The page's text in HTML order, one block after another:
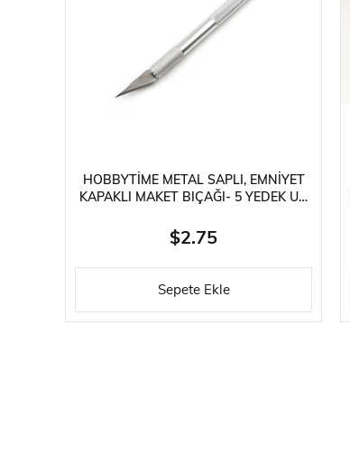
HOBBYTIME METAL SAPLI, EMNIYET
KAPAKLI MAKET BIÇAĞI- 5 YEDEK UÇ
$2.75
Sepete Ekle